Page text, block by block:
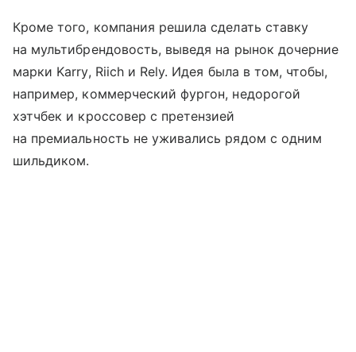
Кроме того, компания решила сделать ставку
на мультибрендовость, выведя на рынок дочерние
марки Karry, Riich и Rely. Идея была в том, чтобы,
например, коммерческий фургон, недорогой
хэтчбек и кроссовер с претензией
на премиальность не уживались рядом с одним
шильдиком.